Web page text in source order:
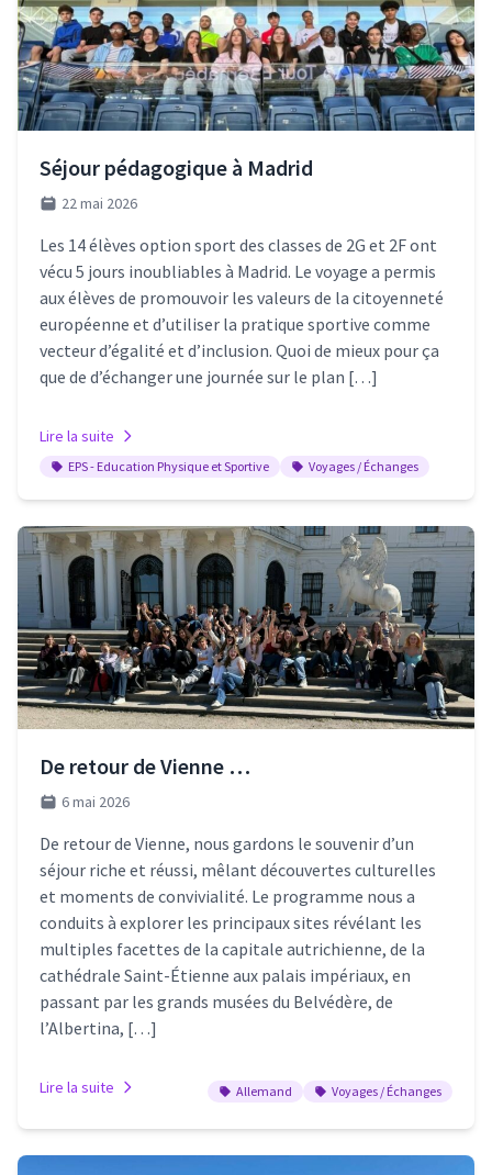
Séjour pédagogique à Madrid
22 mai 2026
Les 14 élèves option sport des classes de 2G et 2F ont
vécu 5 jours inoubliables à Madrid. Le voyage a permis
aux élèves de promouvoir les valeurs de la citoyenneté
européenne et d’utiliser la pratique sportive comme
vecteur d’égalité et d’inclusion. Quoi de mieux pour ça
que de d’échanger une journée sur le plan […]
Lire la suite
EPS - Education Physique et Sportive Voyages / Échanges
De retour de Vienne …
6 mai 2026
De retour de Vienne, nous gardons le souvenir d’un
séjour riche et réussi, mêlant découvertes culturelles
et moments de convivialité. Le programme nous a
conduits à explorer les principaux sites révélant les
multiples facettes de la capitale autrichienne, de la
cathédrale Saint-Étienne aux palais impériaux, en
passant par les grands musées du Belvédère, de
l’Albertina, […]
Lire la suite Allemand Voyages / Échanges